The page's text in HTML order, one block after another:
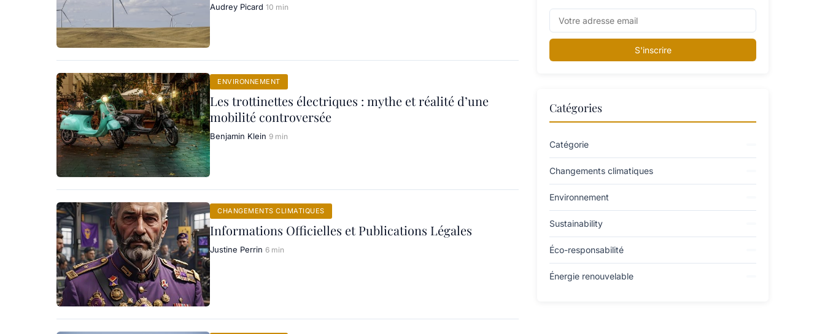
Audrey Picard 10 min
ENVIRONNEMENT
Les trottinettes électriques : mythe et réalité d’une
mobilité controversée
Benjamin Klein 9 min
CHANGEMENTS CLIMATIQUES
Informations Officielles et Publications Légales
Justine Perrin 6 min
S'inscrire
Catégories
Catégorie
Changements climatiques
Environnement
Sustainability
Éco-responsabilité
Énergie renouvelable